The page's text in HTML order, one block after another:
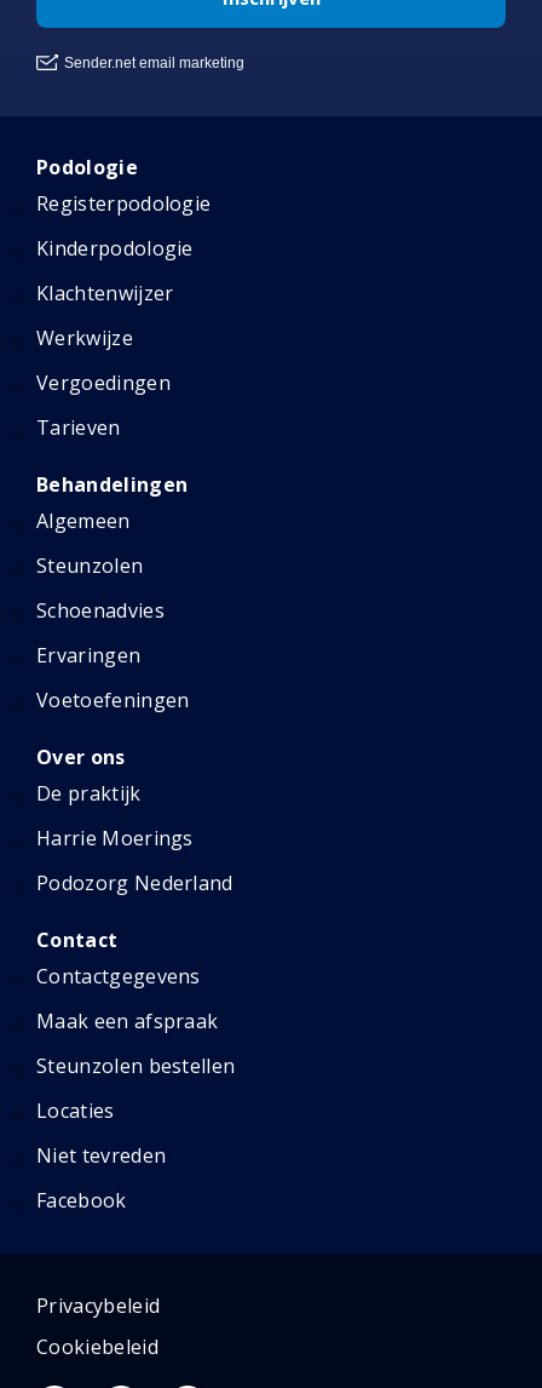
Podologie
Registerpodologie
Kinderpodologie
Klachtenwijzer
Werkwijze
Vergoedingen
Tarieven
Behandelingen
Algemeen
Steunzolen
Schoenadvies
Ervaringen
Voetoefeningen
Over ons
De praktijk
Harrie Moerings
Podozorg Nederland
Contact
Contactgegevens
Maak een afspraak
Steunzolen bestellen
Locaties
Niet tevreden
Facebook
Privacybeleid
Cookiebeleid